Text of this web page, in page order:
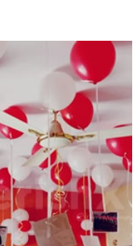
veze i okolnosti koje
život gasi kako